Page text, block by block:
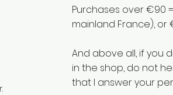
Purchases over €90
mainland France),
And above all, if you
in the shop, do not
that I answer your